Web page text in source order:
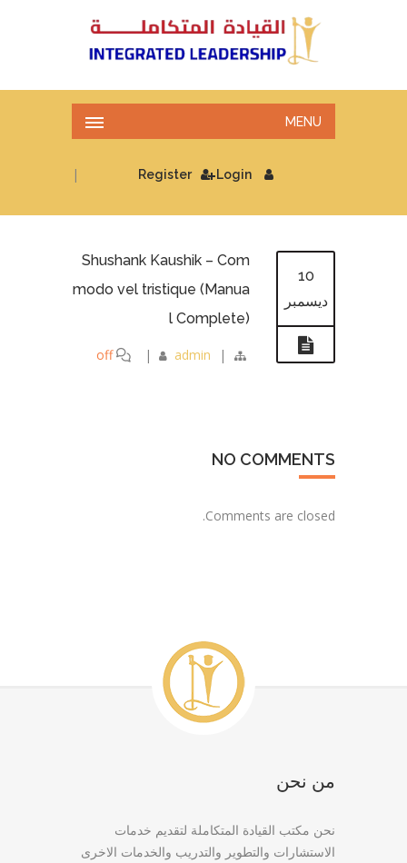
MENU
Login
| Register
10
ديسمبر
Shushank Kaushik – Com
modo vel tristique (Manua
l Complete)
admin |
|
off
NO COMMENTS
Comments are closed.
من نحن
نحن مكتب القيادة المتكاملة لتقديم خدمات
الاستشارات والتطوير والتدريب والخدمات الاخرى